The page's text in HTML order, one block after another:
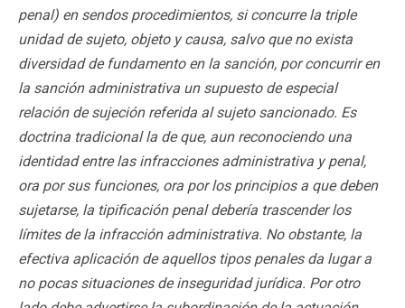
penal) en sendos procedimientos, si concurre la triple
unidad de sujeto, objeto y causa, salvo que no exista
diversidad de fundamento en la sanción, por concurrir en
la sanción administrativa un supuesto de especial
relación de sujeción referida al sujeto sancionado. Es
doctrina tradicional la de que, aun reconociendo una
identidad entre las infracciones administrativa y penal,
ora por sus funciones, ora por los principios a que deben
sujetarse, la tipificación penal debería trascender los
límites de la infracción administrativa. No obstante, la
efectiva aplicación de aquellos tipos penales da lugar a
no pocas situaciones de inseguridad jurídica. Por otro